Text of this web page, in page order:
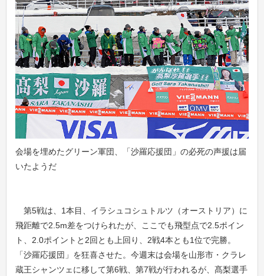
会場を埋めたグリーン軍団、「沙羅応援団」の必死の声援は届
いたようだ
第5戦は、1本目、イラシュコシュトルツ（オーストリア）に
飛距離で2.5m差をつけられたが、ここでも飛型点で2.5ポイン
ト、2.0ポイントと2回とも上回り、2戦4本とも1位で完勝。
「沙羅応援団」を狂喜させた。今週末は会場を山形市・クラレ
蔵王シャンツェに移して第6戦、第7戦が行われるが、髙梨選手